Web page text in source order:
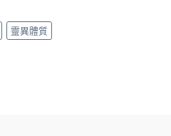
靈異體質